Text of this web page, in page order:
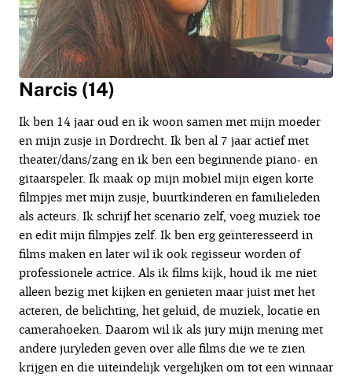
Narcis (14)
Ik ben 14 jaar oud en ik woon samen met mijn moeder
en mijn zusje in Dordrecht. Ik ben al 7 jaar actief met
theater/dans/zang en ik ben een beginnende piano- en
gitaarspeler. Ik maak op mijn mobiel mijn eigen korte
filmpjes met mijn zusje, buurtkinderen en familieleden
als acteurs. Ik schrijf het scenario zelf, voeg muziek toe
en edit mijn filmpjes zelf. Ik ben erg geïnteresseerd in
films maken en later wil ik ook regisseur worden of
professionele actrice. Als ik films kijk, houd ik me niet
alleen bezig met kijken en genieten maar juist met het
acteren, de belichting, het geluid, de muziek, locatie en
camerahoeken. Daarom wil ik als jury mijn mening met
andere juryleden geven over alle films die we te zien
krijgen en die uiteindelijk vergelijken om tot een winnaar